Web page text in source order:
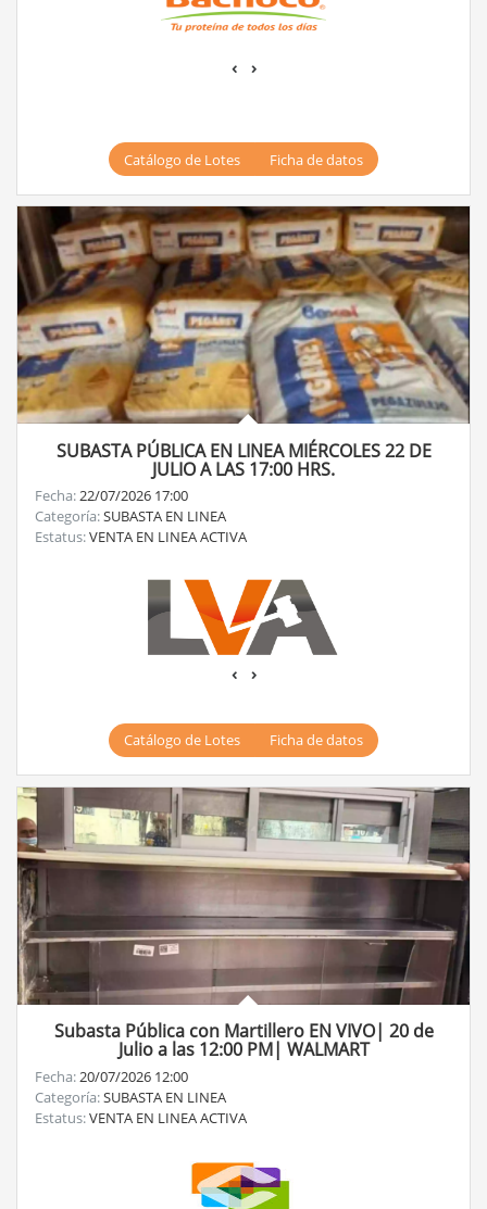
‹ ›
Catálogo de Lotes Ficha de datos
SUBASTA PÚBLICA EN LINEA MIÉRCOLES 22 DE
JULIO A LAS 17:00 HRS.
Fecha:22/07/2026 17:00
Categoría:SUBASTA EN LINEA
Estatus:VENTA EN LINEA ACTIVA
‹ ›
Catálogo de Lotes Ficha de datos
Subasta Pública con Martillero EN VIVO| 20 de
Julio a las 12:00 PM| WALMART
Fecha: 20/07/2026 12:00
Categoría:SUBASTA EN LINEA
Estatus:VENTA EN LINEA ACTIVA